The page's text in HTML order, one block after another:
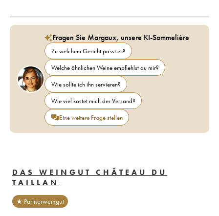
Fragen Sie Margaux, unsere KI-Sommelière
Zu welchem Gericht passt es?
Welche ähnlichen Weine empfiehlst du mir?
Wie sollte ich ihn servieren?
Wie viel kostet mich der Versand?
Eine weitere Frage stellen
DAS WEINGUT CHÂTEAU DU
TAILLAN
★ Partnerweingut